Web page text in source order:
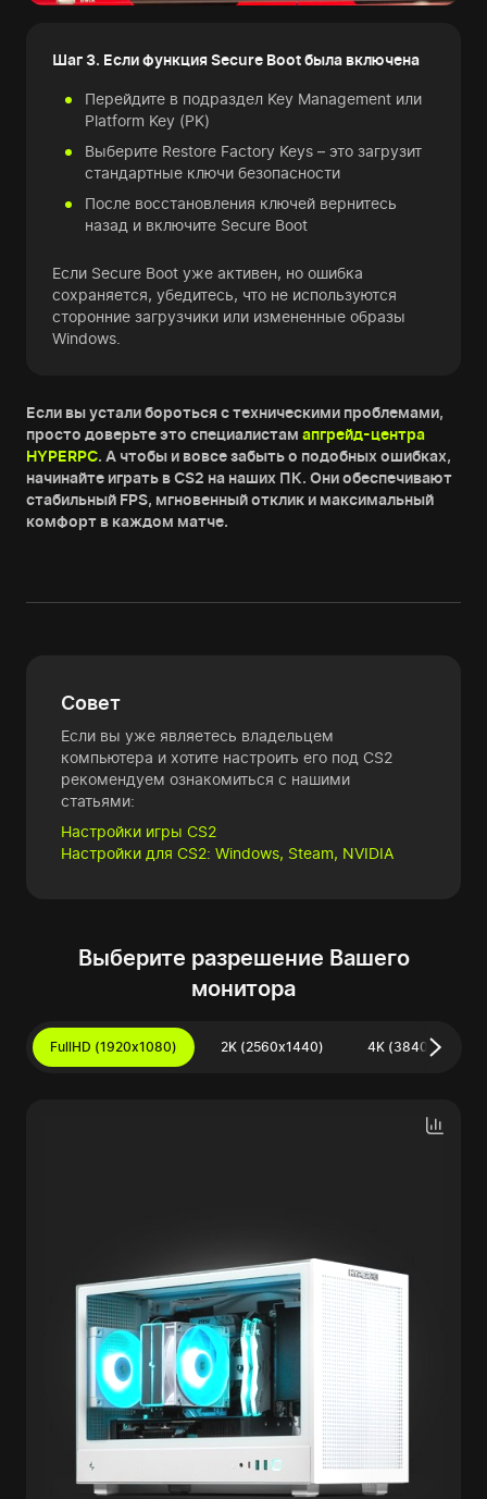
Шаг 3. Если функция Secure Boot была включена
Перейдите в подраздел Key Management или
Platform Key (PK)
Выберите Restore Factory Keys – это загрузит
стандартные ключи безопасности
После восстановления ключей вернитесь
назад и включите Secure Boot
Если Secure Boot уже активен, но ошибка
сохраняется, убедитесь, что не используются
сторонние загрузчики или измененные образы
Windows.
Если вы устали бороться с техническими проблемами,
просто доверьте это специалистам апгрейд-центра
HYPERPC. А чтобы и вовсе забыть о подобных ошибках,
начинайте играть в CS2 на наших ПК. Они обеспечивают
стабильный FPS, мгновенный отклик и максимальный
комфорт в каждом матче.
Совет
Если вы уже являетесь владельцем
компьютера и хотите настроить его под CS2
рекомендуем ознакомиться с нашими
статьями:
Настройки игры CS2
Настройки для CS2: Windows, Steam, NVIDIA
Выберите разрешение Вашего
монитора
FullHD (1920x1080) 2K (2560x1440) 4K (3840x2160)